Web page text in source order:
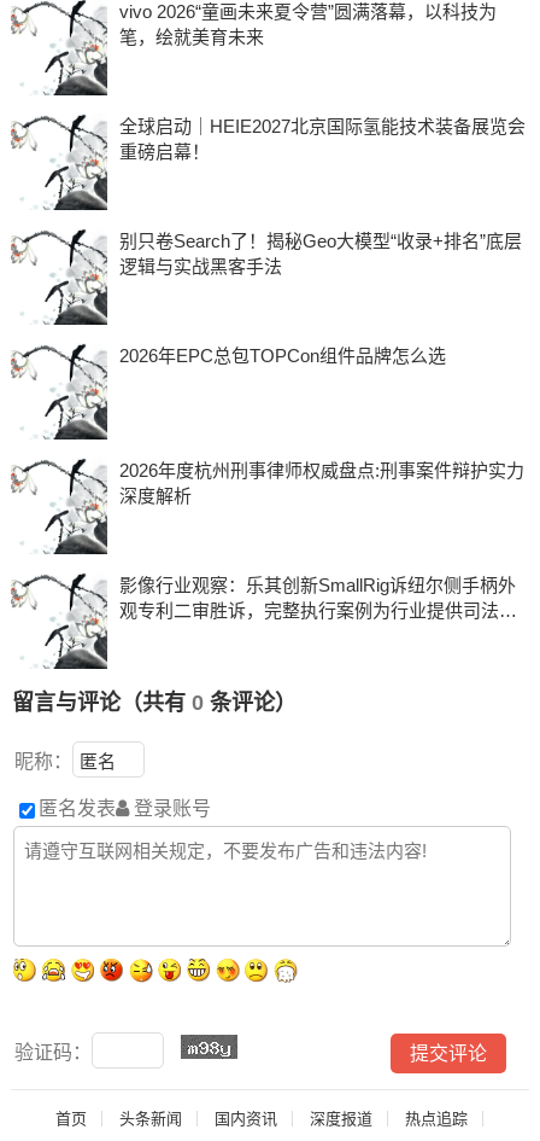
vivo 2026“童画未来夏令营”圆满落幕，以科技为
笔，绘就美育未来
全球启动｜HEIE2027北京国际氢能技术装备展览会
重磅启幕！
别只卷Search了！揭秘Geo大模型“收录+排名”底层
逻辑与实战黑客手法
2026年EPC总包TOPCon组件品牌怎么选
2026年度杭州刑事律师权威盘点:刑事案件辩护实力
深度解析
影像行业观察：乐其创新SmallRig诉纽尔侧手柄外
观专利二审胜诉，完整执行案例为行业提供司法参
留言与评论（共有 0条评论）
昵称：
匿名发表 登录账号
验证码：
首页 头条新闻 国内资讯 深度报道 热点追踪